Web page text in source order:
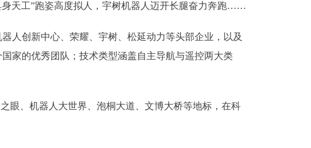
天工”跑姿高度拟人，宇树机器人迈开长腿奋力奔跑……
创新中心、荣耀、宇树、松延动力等头部企业，以及
家的优秀团队；技术类型涵盖自主导航与遥控两大类
、机器人大世界、泡桐大道、文博大桥等地标，在科